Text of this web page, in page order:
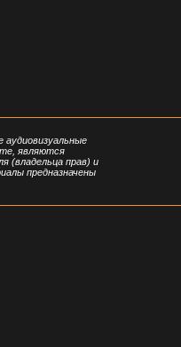
аудиовизуальные
являются
(владельца прав) и
предназначены